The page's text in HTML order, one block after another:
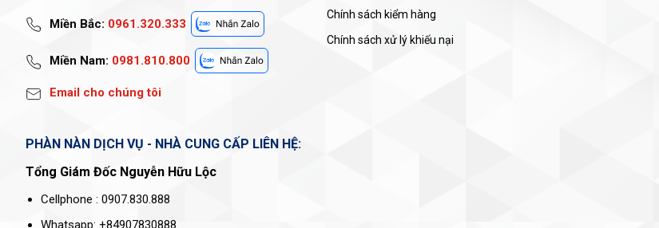
Miền Bắc: 0961.320.333
Miền Nam: 0981.810.800
Email cho chúng tôi
PHÀN NÀN DỊCH VỤ - NHÀ CUNG CẤP LIÊN HỆ:
Tổng Giám Đốc Nguyễn Hữu Lộc
Cellphone : 0907.830.888
Whatsapp: +84907830888
Chính sách kiểm hàng
Chính sách xử lý khiếu nại